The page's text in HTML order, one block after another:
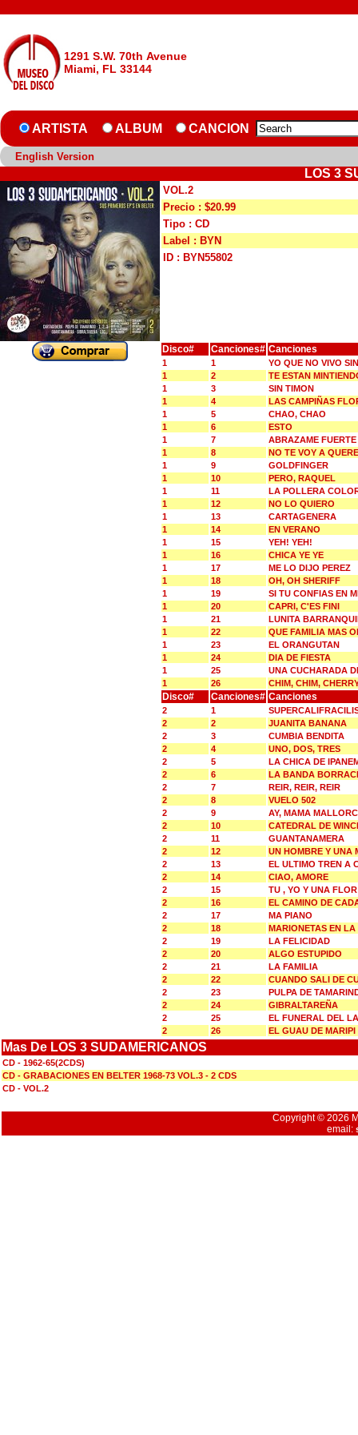
1291 S.W. 70th Avenue
Miami, FL 33144
ARTISTA ALBUM CANCION
English Version
LOS 3
VOL.2
Precio : $20.99
Tipo : CD
Label : BYN
ID : BYN55802
Disco# Canciones# Canciones
1 1
YO QUE NO VIVO
1
2
TE ESTAN
1
3
SIN TIMON
1
4
LAS CAMPIÑAS
1
5
CHAO, CHAO
1
6
ESTO
1
7
ABRAZAME FUERTE
1
8
NO TE VOY A
1
9
GOLDFINGER
1
10
PERO, RAQUEL
1
11
LA POLLERA
1
12
NO LO QUIERO
1
13
CARTAGENERA
1
14
EN VERANO
1
15
YEH! YEH!
1
16
CHICA YE YE
1
17
ME LO DIJO PEREZ
1
18
OH, OH SHERIFF
1
19
SI TU CONFIAS EN
1
20
CAPRI, C'ES FINI
1
21
LUNITA
1
22
QUE FAMILIA MAS
1
23
EL ORANGUTAN
1
24
DIA DE FIESTA
1
25
UNA CUCHARADA
1
26 CHIM, CHIM,
Disco# Canciones# Canciones
2 1
2
2
JUANITA BANANA
2
3
CUMBIA BENDITA
2
4
UNO, DOS, TRES
2
5
LA CHICA DE
2
6
LA BANDA
2
7
REIR, REIR, REIR
2
8
VUELO 502
2
9
AY, MAMA
2
10
CATEDRAL DE
2
11
GUANTANAMERA
2
12
UN HOMBRE Y UNA
2
13
EL ULTIMO TREN A
2
14
CIAO, AMORE
2
15
TU , YO Y UNA FLOR
2
16
EL CAMINO DE
2
17
MA PIANO
2
18
MARIONETAS EN LA
2
19
LA FELICIDAD
2
20
ALGO ESTUPIDO
2
21
LA FAMILIA
2
22
CUANDO SALI DE
2
23
PULPA DE
2
24
GIBRALTAREÑA
2
25
EL FUNERAL DEL
2
26 EL GUAU DE MARIPI
Mas De LOS 3 SUDAMERICANOS
CD - 1962-65(2CDS)
CD - GRABACIONES EN BELTER 1968-73 VOL.3 - 2 CDS
CD - VOL.2
Copyright © 2026
email: